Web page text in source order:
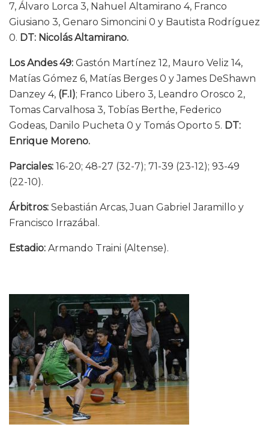
7, Álvaro Lorca 3, Nahuel Altamirano 4, Franco
Giusiano 3, Genaro Simoncini 0 y Bautista Rodríguez
0. DT: Nicolás Altamirano.
Los Andes 49: Gastón Martínez 12, Mauro Veliz 14,
Matías Gómez 6, Matías Berges 0 y James DeShawn
Danzey 4, (F.I); Franco Libero 3, Leandro Orosco 2,
Tomas Carvalhosa 3, Tobías Berthe, Federico
Godeas, Danilo Pucheta 0 y Tomás Oporto 5. DT:
Enrique Moreno.
Parciales: 16-20; 48-27 (32-7); 71-39 (23-12); 93-49
(22-10).
Árbitros: Sebastián Arcas, Juan Gabriel Jaramillo y
Francisco Irrazábal.
Estadio: Armando Traini (Altense).